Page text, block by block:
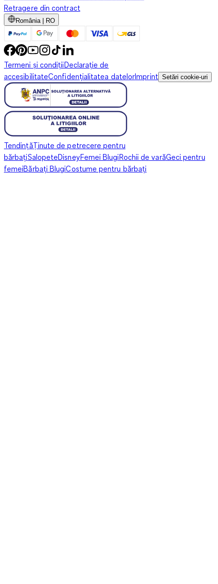
Retragere din contract
România | RO
Termeni și condițiiDeclarație de
accesibilitateConfidențialitatea datelorImprint Setări cookie-uri
TendințăȚinute de petrecere pentru
bărbațiSalopeteDisneyFemei BlugiRochii de varăGeci pentru
femeiBărbați BlugiCostume pentru bărbați